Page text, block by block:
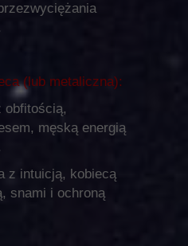
(lub metaliczna):
obfitością,
męską energią
z intuicją, kobiecą
snami i ochroną